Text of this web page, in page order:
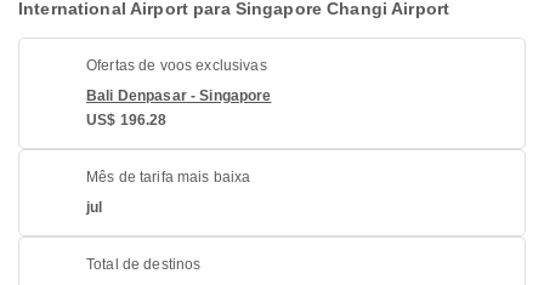
International Airport para Singapore Changi Airport
Ofertas de voos exclusivas
Bali Denpasar - Singapore
US$ 196.28
Mês de tarifa mais baixa
jul
Total de destinos